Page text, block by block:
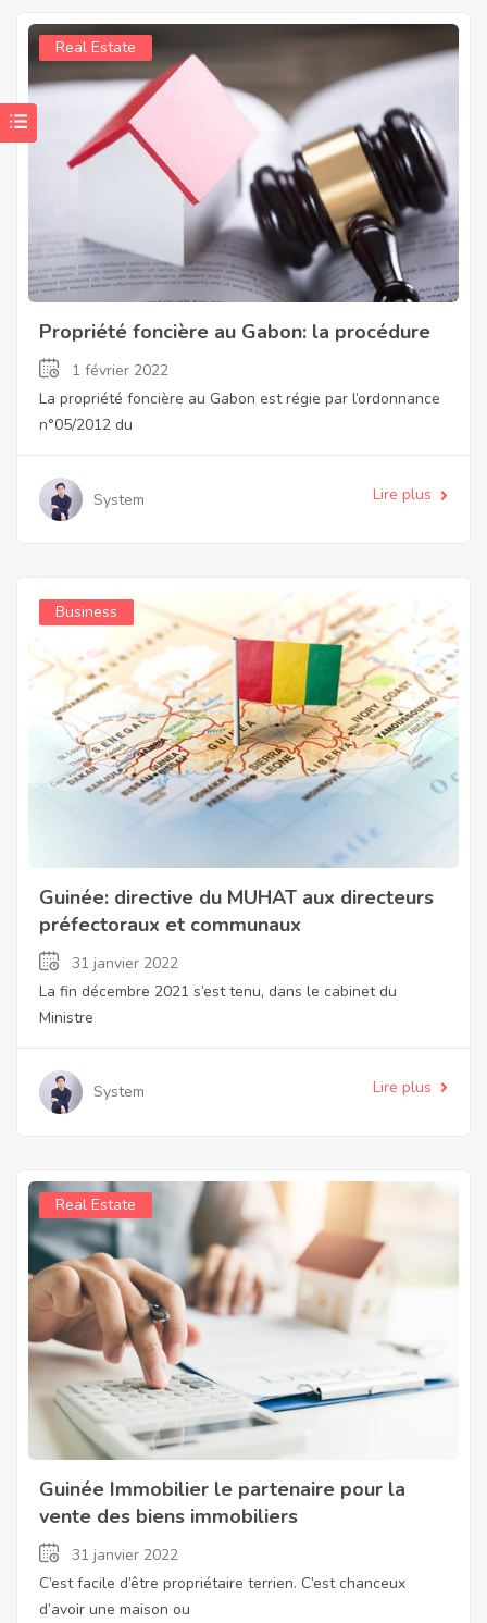
Real Estate
Propriété foncière au Gabon: la procédure
1 février 2022
La propriété foncière au Gabon est régie par l’ordonnance
n°05/2012 du
System Lire plus
Business
Guinée: directive du MUHAT aux directeurs
préfectoraux et communaux
31 janvier 2022
La fin décembre 2021 s’est tenu, dans le cabinet du
Ministre
System Lire plus
Real Estate
Guinée Immobilier le partenaire pour la
vente des biens immobiliers
31 janvier 2022
C’est facile d’être propriétaire terrien. C’est chanceux
d’avoir une maison ou